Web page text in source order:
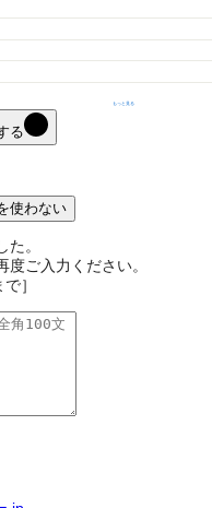
もっと見る
る
使わない
。
度ご入力ください。
］